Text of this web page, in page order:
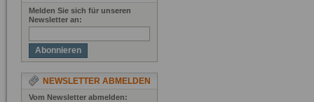
Melden Sie sich für unseren
Newsletter an:
Abonnieren
NEWSLETTER ABMELDEN
Vom Newsletter abmelden: